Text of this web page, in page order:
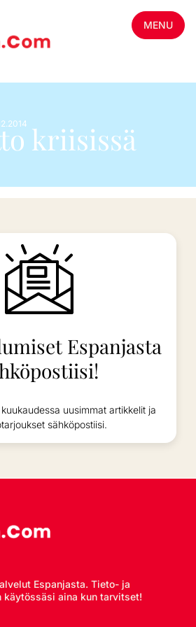
MENU
kriisissä
Espanjasta
uusimmat artikkelit ja
sähköpostiisi.
Espanjasta. Tieto- ja
käytössäsi aina kun tarvitset!